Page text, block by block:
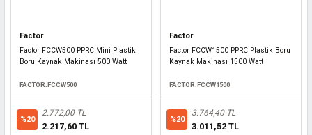
Factor
Factor FCCW500 PPRC Mini Plastik
Boru Kaynak Makinası 500 Watt
FACTOR.FCCW500
%20
2.772,00 TL
2.217,60 TL
Factor
Factor FCCW1500 PPRC Plastik Boru
Kaynak Makinası 1500 Watt
FACTOR.FCCW1500
%20
3.764,40 TL
3.011,52 TL